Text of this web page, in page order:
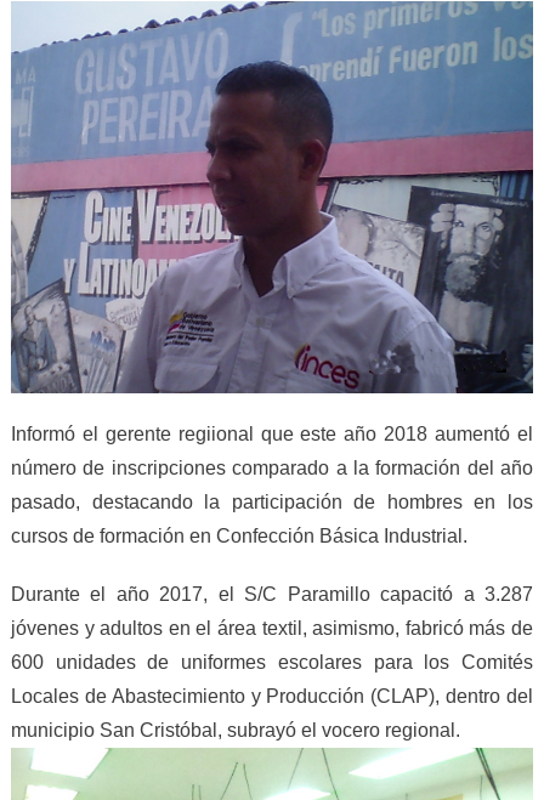
Informó el gerente regiional que este año 2018 aumentó el
número de inscripciones comparado a la formación del año
pasado, destacando la participación de hombres en los
cursos de formación en Confección Básica Industrial.
Durante el año 2017, el S/C Paramillo capacitó a 3.287
jóvenes y adultos en el área textil, asimismo, fabricó más de
600 unidades de uniformes escolares para los Comités
Locales de Abastecimiento y Producción (CLAP), dentro del
municipio San Cristóbal, subrayó el vocero regional.